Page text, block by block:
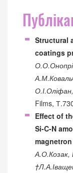
Structural
coatings
Films,
Effect of
Si-C-N
А.О.Козак,